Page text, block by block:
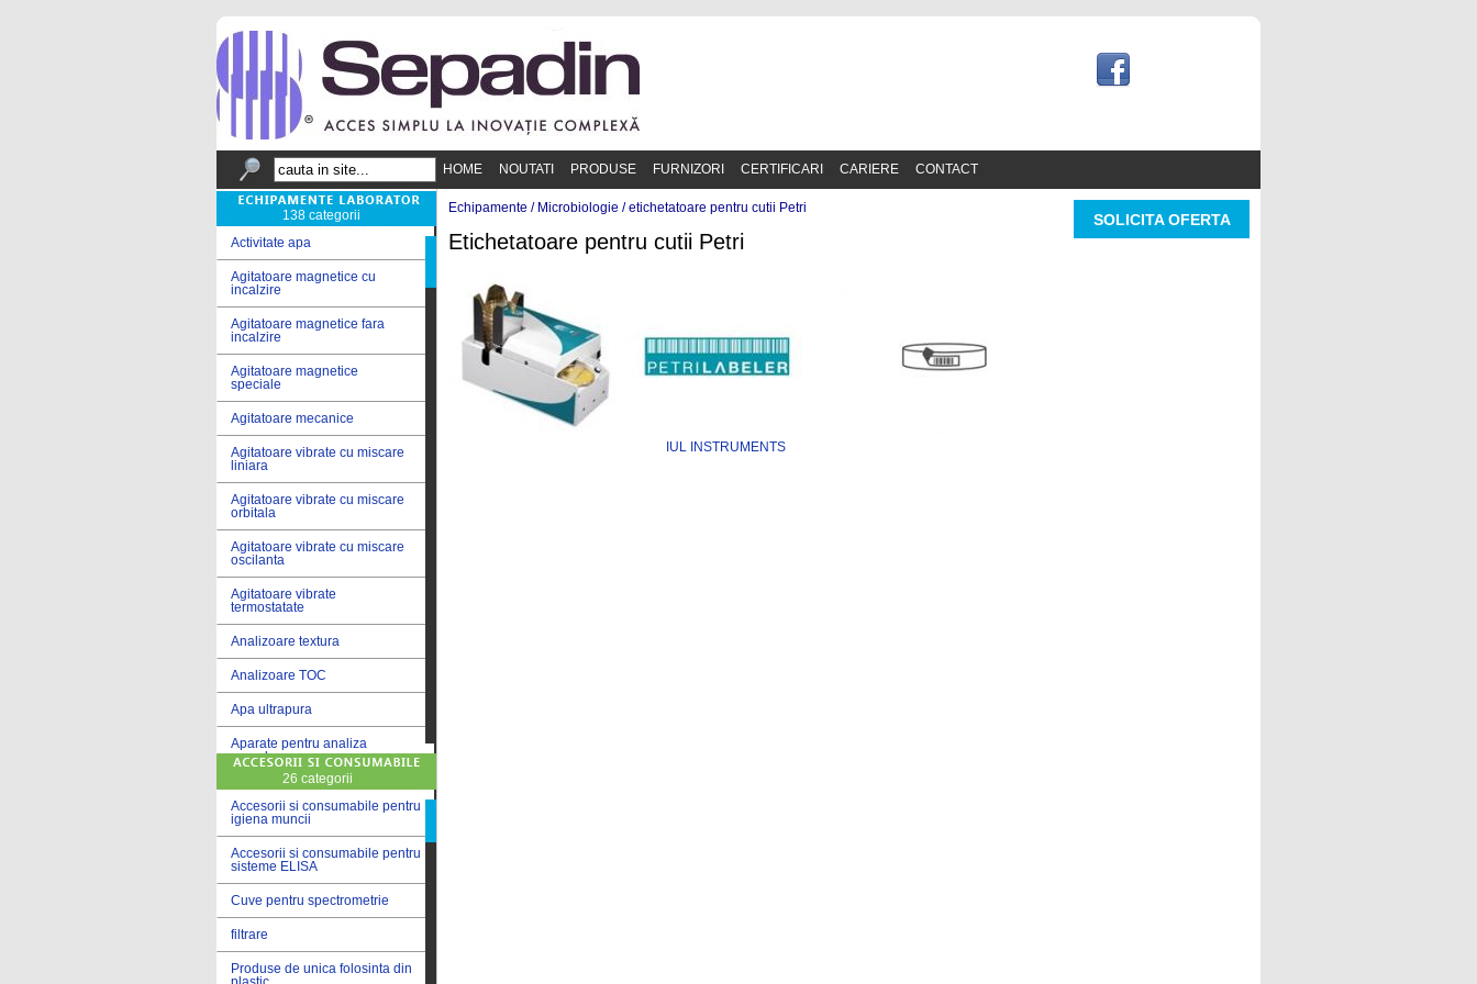
HOME NOUTATI PRODUSE FURNIZORI CERTIFICARI CARIERE CONTACT
138 categorii
Activitate apa
Agitatoare magnetice cu
incalzire
Agitatoare magnetice fara
incalzire
Agitatoare magnetice
speciale
Agitatoare mecanice
Agitatoare vibrate cu miscare
liniara
Agitatoare vibrate cu miscare
orbitala
Agitatoare vibrate cu miscare
oscilanta
Agitatoare vibrate
termostatate
Analizoare textura
Analizoare TOC
Apa ultrapura
Aparate pentru analiza
cereale
Aparate pentru testare lacuri
si vopsele
Aparate pentru testare lapte
Autoclave
Bai de apa
Bai de apa vibrate
Bai de calibrare
26 categorii
Accesorii si consumabile pentru
igiena muncii
Accesorii si consumabile pentru
sisteme ELISA
Cuve pentru spectrometrie
filtrare
Produse de unica folosinta din
Echipamente / Microbiologie /etichetatoare pentru cutii Petri
SOLICITA OFERTA
Etichetatoare pentru cutii Petri
IUL INSTRUMENTS